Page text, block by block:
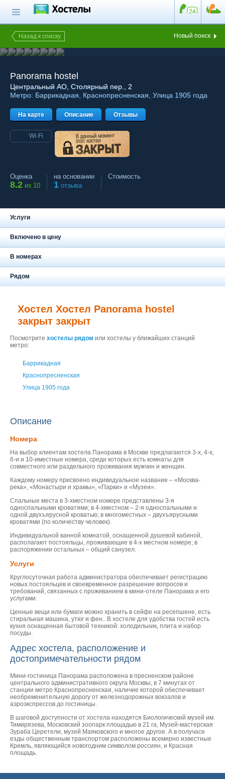
Назад к списку Новый поиск
Panorama hostel
Центральный АО , Столярный пер., 2
Метро: Баррикадная Краснопресненская Улица 1905 года
На карте Описание Отзывы
Wi-Fi
Оценка
8.2 из 10
на основании
1 отзыва
Стоимость
Услуги
Включено в цену
В номерах
Рядом
Хостел Хостел Panorama hostel
закрыт закрыт
Посмотрите хостелы рядом или хостелы у ближайших станций
метро:
Баррикадная
Краснопресненская
Улица 1905 года
Описание
Номера
На выбор клиентам хостела Панорама в Москве предлагаются 3-х, 4-х,
6-и и 10-иместные номера, среди которых есть комнаты для
совместного или раздельного проживания мужчин и женщин.
Каждому номеру присвоено индивидуальное название – «Москва-
река», «Монастыри и храмы», «Парки» и «Музеи».
Спальные места в 3-хместном номере представлены 3-я
односпальными кроватями; в 4-хместном – 2-я односпальными и
одной двухъярусной кроватью; в многоместных – двухъярусными
кроватями (по количеству человек).
Индивидуальной ванной комнатой, оснащенной душевой кабиной,
располагают постояльцы, проживающие в 4-х местном номере; в
распоряжении остальных – общий санузел.
Услуги
Круглосуточная работа администратора обеспечивает регистрацию
новых постояльцев и своевременное разрешение вопросов и
требований, связанных с проживанием в мини-отеле Панорама и его
услугами.
Ценные вещи или бумаги можно хранить в сейфе на ресепшене, есть
стиральная машина, утюг и фен.. В хостеле для удобства гостей есть
кухня оснащенная бытовой техникой: холодильник, плита и набор
посуды.
Адрес хостела, расположение и
достопримечательности рядом
Мини-гостиница Панорама расположена в пресненском районе
центрального административного округа Москвы, в 7 минутах от
станции метро Краснопресненская, наличие которой обеспечивает
необременительную дорогу от железнодорожных вокзалов и
аэроэкспрессов до гостиницы.
В шаговой доступности от хостела находятся Биологический музей им.
Тимирязева, Московский зоопарк площадью в 21 га, Музей-мастерская
Зураба Церетели, музей Маяковского и многое другое. А в получасе
езды общественным транспортом расположены всемирно известные
Кремль, являющийся новогодним символом россиян, и Красная
площадь.
Поиск хостела
Все хостелы
Отзывы о
хостелах
Каталог хостелов
Как оплатить
Контакты
Наши группы
Москва
+7 (495) 646-74-40
Петербург
+7 (812) 418-22-18